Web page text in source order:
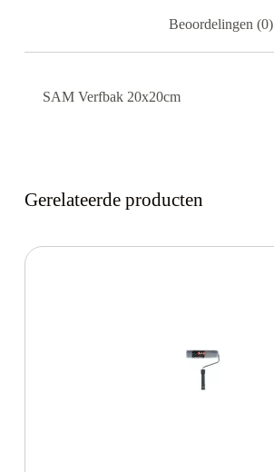
Beoordelingen (0)
SAM Verfbak 20x20cm
Gerelateerde producten